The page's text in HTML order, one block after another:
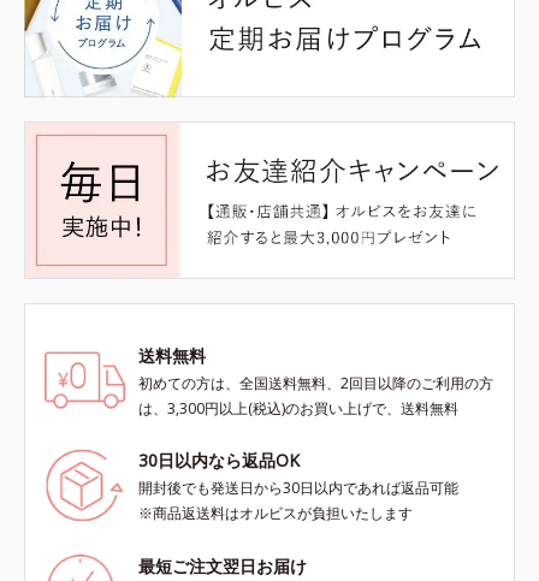
送料無料
初めての方は、全国送料無料、2回目以降のご利用の方
は、3,300円以上(税込)のお買い上げで、送料無料
30日以内なら返品OK
開封後でも発送日から30日以内であれば返品可能
※商品返送料はオルビスが負担いたします
最短ご注文翌日お届け